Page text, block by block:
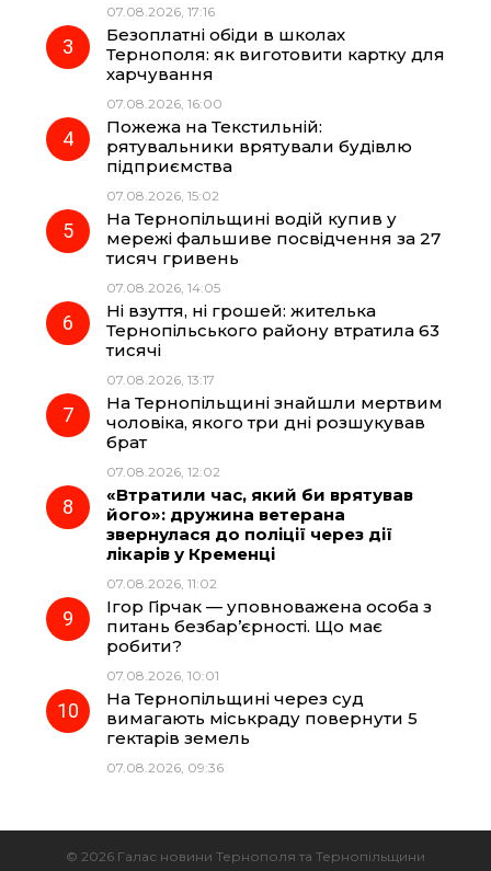
k
a
m
07.08.2026, 17:16
Безоплатні обіди в школах
Тернополя: як виготовити картку для
харчування
07.08.2026, 16:00
Пожежа на Текстильній:
рятувальники врятували будівлю
підприємства
07.08.2026, 15:02
На Тернопільщині водій купив у
мережі фальшиве посвідчення за 27
тисяч гривень
07.08.2026, 14:05
Ні взуття, ні грошей: жителька
Тернопільського району втратила 63
тисячі
07.08.2026, 13:17
На Тернопільщині знайшли мертвим
чоловіка, якого три дні розшукував
брат
07.08.2026, 12:02
«Втратили час, який би врятував
його»: дружина ветерана
звернулася до поліції через дії
лікарів у Кременці
07.08.2026, 11:02
Ігор Гірчак — уповноважена особа з
питань безбар’єрності. Що має
робити?
07.08.2026, 10:01
На Тернопільщині через суд
вимагають міськраду повернути 5
гектарів земель
07.08.2026, 09:36
© 2026 Галас новини Тернополя та Тернопільщини